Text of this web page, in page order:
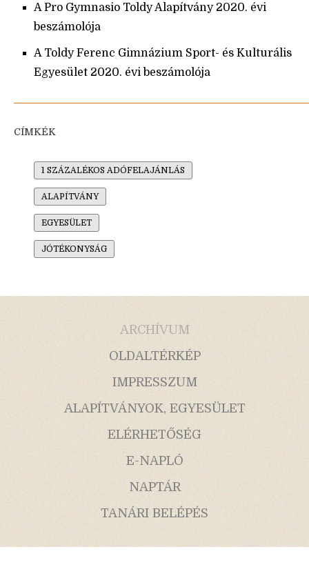
A Pro Gymnasio Toldy Alapítvány 2020. évi
beszámolója
A Toldy Ferenc Gimnázium Sport- és Kulturális
Egyesület 2020. évi beszámolója
CÍMKÉK
1 SZÁZALÉKOS ADÓFELAJÁNLÁS
ALAPÍTVÁNY
EGYESÜLET
JÓTÉKONYSÁG
ARCHÍVUM
OLDALTÉRKÉP
IMPRESSZUM
ALAPÍTVÁNYOK, EGYESÜLET
ELÉRHETŐSÉG
E-NAPLÓ
NAPTÁR
TANÁRI BELÉPÉS